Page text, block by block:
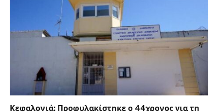
Κεφαλονιά: Προφυλακίστηκε ο 44χρονος για τη